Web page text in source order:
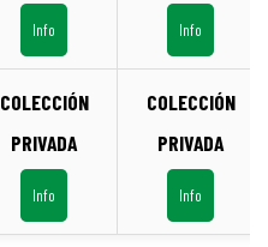
Info Info
COLECCIÓN
PRIVADA
Info
COLECCIÓN
PRIVADA
Info